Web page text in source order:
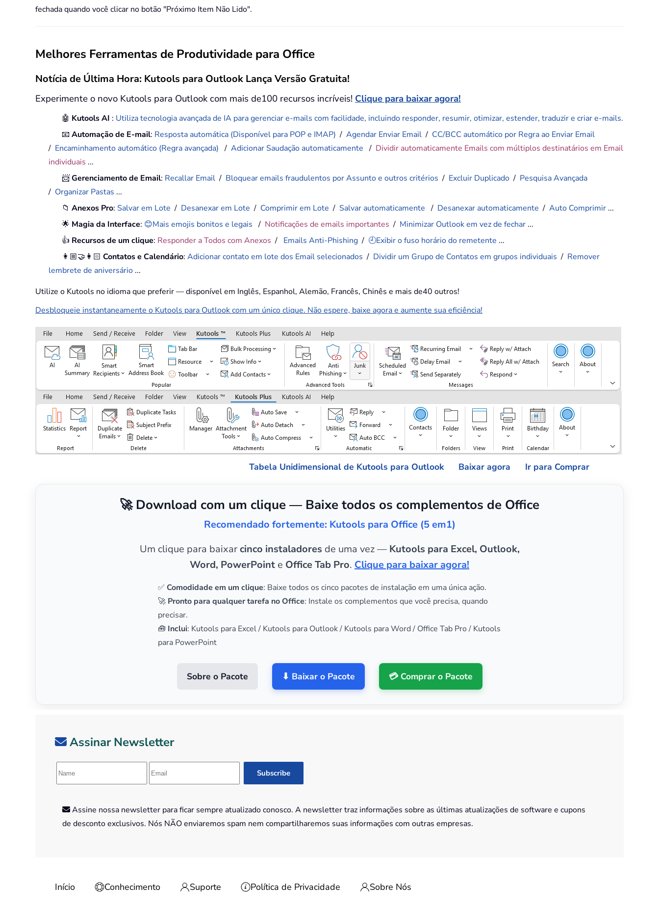
fechada quando você clicar no botão "Próximo Item Não Lido".
Melhores Ferramentas de Produtividade para Office
Notícia de Última Hora: Kutools para Outlook Lança Versão Gratuita!
Experimente o novo Kutools para Outlook com mais de100 recursos incríveis! Clique para baixar agora!
🤖 Kutools AI : Utiliza tecnologia avançada de IA para gerenciar e-mails com facilidade, incluindo responder, resumir, otimizar, estender, traduzir e criar e-mails.
📧Automação de E-mail: Resposta automática (Disponível para POP e IMAP) /Agendar Enviar Email / CC/BCC automático por Regra ao Enviar Email
/ Encaminhamento automático (Regra avançada) /Adicionar Saudação automaticamente / Dividir automaticamente Emails com múltiplos destinatários em Email
individuais ...
📨Gerenciamento de Email: Recallar Email / Bloquear emails fraudulentos por Assunto e outros critérios / Excluir Duplicado / Pesquisa Avançada
/ Organizar Pastas ...
📁Anexos Pro: Salvar em Lote / Desanexar em Lote / Comprimir em Lote / Salvar automaticamente / Desanexar automaticamente /Auto Comprimir ...
🌟 Magia da Interface: 😊Mais emojis bonitos e legais / Notificações de emails importantes / Minimizar Outlook em vez de fechar ...
👍 Recursos de um clique: Responder a Todos com Anexos / Emails Anti-Phishing / 🕘Exibir o fuso horário do remetente ...
👩🏼‍🤝‍👩🏻Contatos e Calendário:Adicionar contato em lote dos Email selecionados / Dividir um Grupo de Contatos em grupos individuais / Remover
lembrete de aniversário ...
Utilize o Kutools no idioma que preferir — disponível em Inglês, Espanhol, Alemão, Francês, Chinês e mais de40 outros!
Desbloqueie instantaneamente o Kutools para Outlook com um único clique. Não espere, baixe agora e aumente sua eficiência!
Tabela Unidimensional de Kutools para Outlook Baixar agora Ir para Comprar
🚀 Download com um clique — Baixe todos os complementos de Office
Recomendado fortemente: Kutools para Office (5 em1)
Um clique para baixarcinco instaladores de uma vez — Kutools para Excel, Outlook,
Word, PowerPoint e Office Tab Pro. Clique para baixar agora!
✅ Comodidade em um clique: Baixe todos os cinco pacotes de instalação em uma única ação.
🚀 Pronto para qualquer tarefa no Office: Instale os complementos que você precisa, quando
precisar.
🧰 Inclui: Kutools para Excel / Kutools para Outlook / Kutools para Word / Office Tab Pro / Kutools
para PowerPoint
Sobre o Pacote ⬇ Baixar o Pacote 💳 Comprar o Pacote
Assinar Newsletter
Assine nossa newsletter para ficar sempre atualizado conosco. A newsletter traz informações sobre as últimas atualizações de software e cupons
de desconto exclusivos. Nós NÃO enviaremos spam nem compartilharemos suas informações com outras empresas.
Início Conhecimento Suporte Política de Privacidade Sobre Nós